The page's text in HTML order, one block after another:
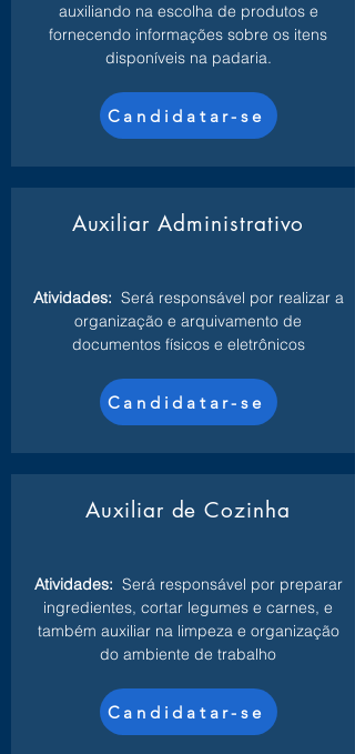
auxiliando na escolha de produtos e
fornecendo informações sobre os itens
disponíveis na padaria.
Candidatar-se
Auxiliar Administrativo
Atividades: Será responsável por realizar a
organização e arquivamento de
documentos físicos e eletrônicos
Candidatar-se
Auxiliar de Cozinha
Atividades: Será responsável por preparar
ingredientes, cortar legumes e carnes, e
também auxiliar na limpeza e organização
do ambiente de trabalho
Candidatar-se